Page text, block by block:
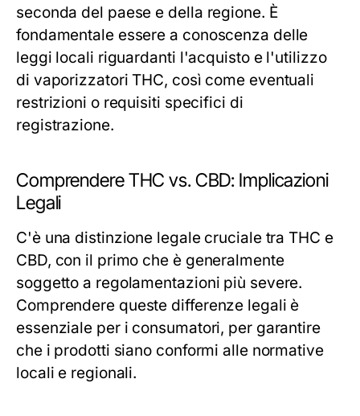
seconda del paese e della regione. È
fondamentale essere a conoscenza delle
leggi locali riguardanti l'acquisto e l'utilizzo
di vaporizzatori THC, così come eventuali
restrizioni o requisiti specifici di
registrazione.
Comprendere THC vs. CBD: Implicazioni
Legali
C'è una distinzione legale cruciale tra THC e
CBD, con il primo che è generalmente
soggetto a regolamentazioni più severe.
Comprendere queste differenze legali è
essenziale per i consumatori, per garantire
che i prodotti siano conformi alle normative
locali e regionali.